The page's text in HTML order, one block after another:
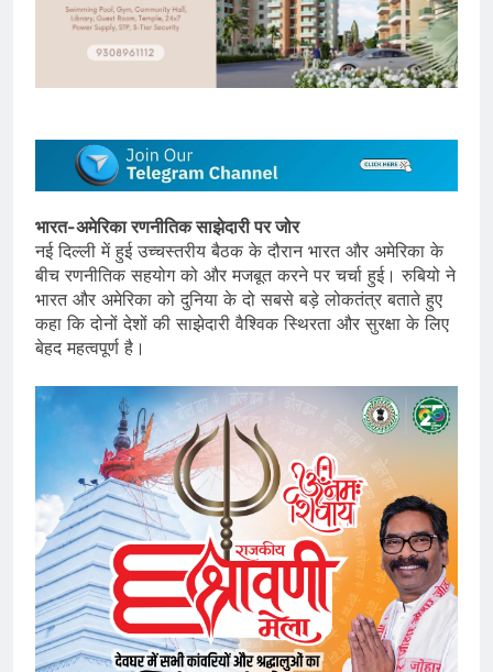
भारत-अमेरिका रणनीतिक साझेदारी पर जोर
नई दिल्ली में हुई उच्चस्तरीय बैठक के दौरान भारत और अमेरिका के
बीच रणनीतिक सहयोग को और मजबूत करने पर चर्चा हुई। रुबियो ने
भारत और अमेरिका को दुनिया के दो सबसे बड़े लोकतंत्र बताते हुए
कहा कि दोनों देशों की साझेदारी वैश्विक स्थिरता और सुरक्षा के लिए
बेहद महत्वपूर्ण है।